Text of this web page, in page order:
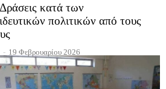
κατά των
πολιτικών από τους
- 19 Φεβρουαρίου 2026